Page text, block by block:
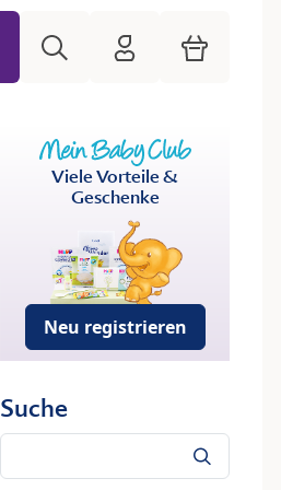
HiPP Mein
Viele Vorteile &
Geschenke
Neu registrieren
Suche